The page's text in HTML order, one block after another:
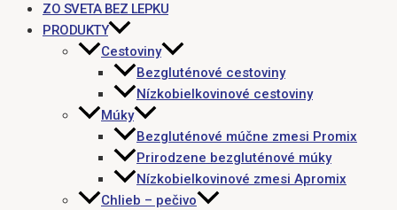
ZO SVETA BEZ LEPKU
PRODUKTY
Cestoviny
Bezgluténové cestoviny
Nízkobielkovinové cestoviny
Múky
Bezgluténové múčne zmesi Promix
Prirodzene bezgluténové múky
Nízkobielkovinové zmesi Apromix
Chlieb – pečivo